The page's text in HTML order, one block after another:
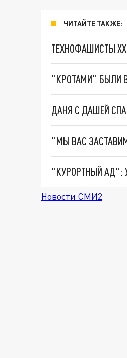
ЧИТАЙТЕ ТАКЖЕ:
ТЕХНОФАШИСТЫ
"КРОТАМИ" БЫЛИ
ДАНЯ С ДАШЕЙ
"КУРОРТНЫЙ АД":
Новости СМИ2